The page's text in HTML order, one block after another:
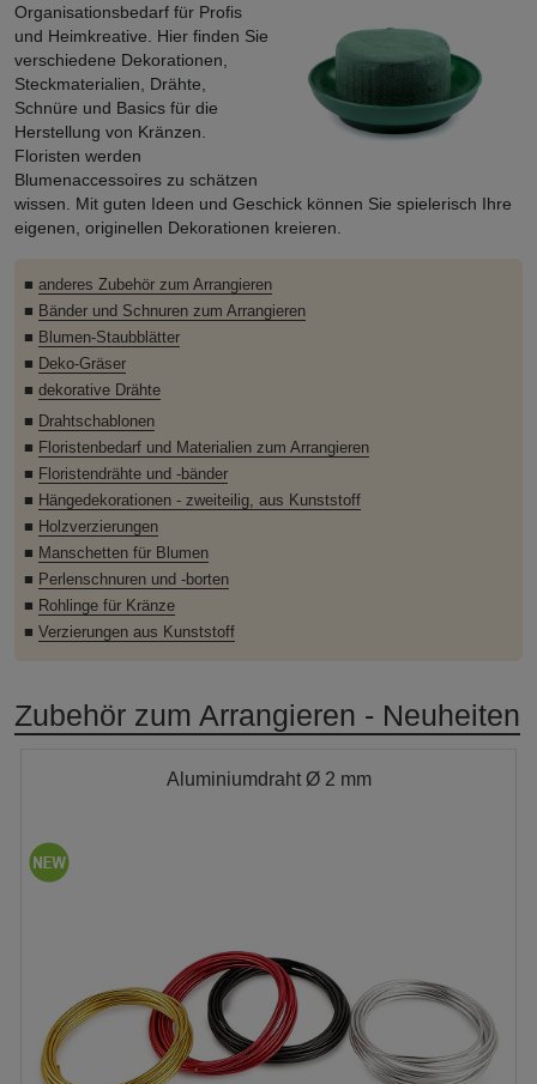
Organisationsbedarf für Profis
und Heimkreative. Hier finden Sie
verschiedene Dekorationen,
Steckmaterialien, Drähte,
Schnüre und Basics für die
Herstellung von Kränzen.
Floristen werden
Blumenaccessoires zu schätzen
wissen. Mit guten Ideen und Geschick können Sie spielerisch Ihre
eigenen, originellen Dekorationen kreieren.
■ anderes Zubehör zum Arrangieren
■ Bänder und Schnuren zum Arrangieren
■ Blumen-Staubblätter
■ Deko-Gräser
■ dekorative Drähte
■ Drahtschablonen
■ Floristenbedarf und Materialien zum Arrangieren
■ Floristendrähte und -bänder
■ Hängedekorationen - zweiteilig, aus Kunststoff
■ Holzverzierungen
■ Manschetten für Blumen
■ Perlenschnuren und -borten
■ Rohlinge für Kränze
■ Verzierungen aus Kunststoff
Zubehör zum Arrangieren - Neuheiten
Aluminiumdraht Ø 2 mm